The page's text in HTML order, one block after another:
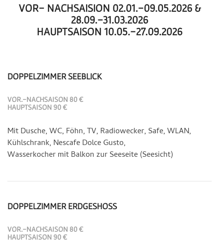
VOR- NACHSAISION 02.01.-09.05.2026 &
28.09.-31.03.2026
HAUPTSAISON 10.05.-27.09.2026
DOPPELZIMMER SEEBLICK
VOR.-NACHSAISON 80 €
HAUPTSAISON 90 €
Mit Dusche, WC, Föhn, TV, Radiowecker, Safe, WLAN,
Kühlschrank, Nescafe Dolce Gusto,
Wasserkocher mit Balkon zur Seeseite (Seesicht)
DOPPELZIMMER ERDGESHOSS
VOR.-NACHSAISON 80 €
HAUPTSAISON 90 €